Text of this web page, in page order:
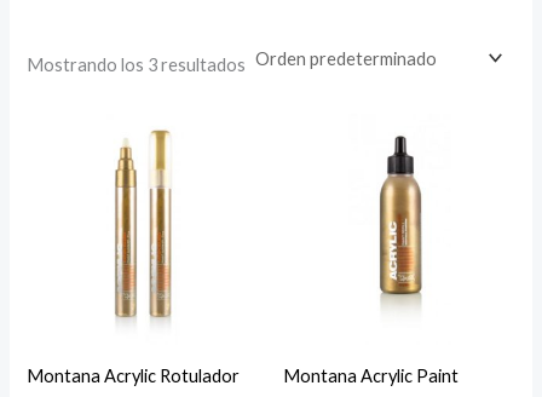
Mostrando los 3 resultados
Montana Acrylic Rotulador Montana Acrylic Paint